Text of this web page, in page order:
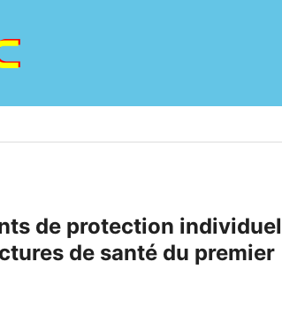
de protection
de santé du premier